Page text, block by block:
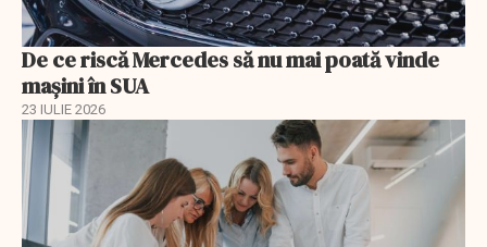
De ce riscă Mercedes să nu mai poată vinde
mașini în SUA
23 IULIE 2026